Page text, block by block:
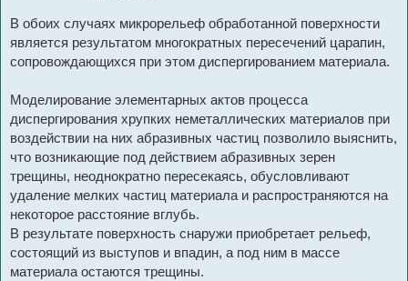
В обоих случаях микрорельеф обработанной поверхности
является результатом многократных пересечений царапин,
сопровождающихся при этом диспергированием материала.
Моделирование элементарных актов процесса
диспергирования хрупких неметаллических материалов при
воздействии на них абразивных частиц позволило выяснить,
что возникающие под действием абразивных зерен
трещины, неоднократно пересекаясь, обусловливают
удаление мелких частиц материала и распространяются на
некоторое расстояние вглубь.
В результате поверхность снаружи приобретает рельеф,
состоящий из выступов и впадин, а под ним в массе
материала остаются трещины.